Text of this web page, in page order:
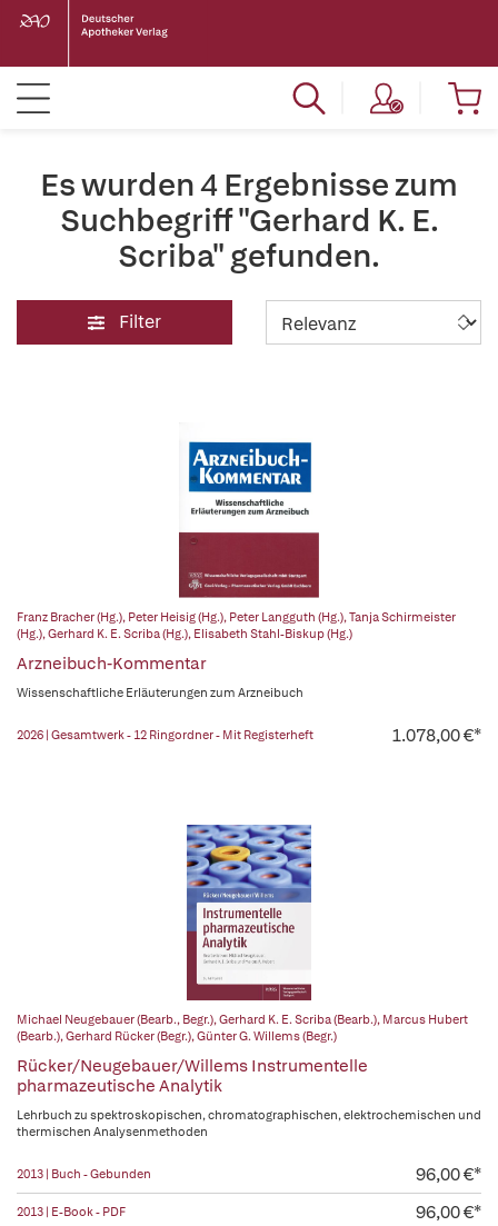
Es wurden 4 Ergebnisse zum
Suchbegriff "Gerhard K. E.
Scriba" gefunden.
Filter
Franz Bracher (Hg.), Peter Heisig (Hg.), Peter Langguth (Hg.),Tanja Schirmeister
(Hg.),Gerhard K. E. Scriba (Hg.), Elisabeth Stahl-Biskup (Hg.)
Arzneibuch-Kommentar
Wissenschaftliche Erläuterungen zum Arzneibuch
2026 | Gesamtwerk - 12 Ringordner - Mit Registerheft 1.078,00 €*
Michael Neugebauer (Bearb., Begr.),Gerhard K. E. Scriba (Bearb.), Marcus Hubert
(Bearb.),Gerhard Rücker (Begr.),Günter G. Willems (Begr.)
Rücker/Neugebauer/Willems Instrumentelle
pharmazeutische Analytik
Lehrbuch zu spektroskopischen, chromatographischen, elektrochemischen und
thermischen Analysenmethoden
2013 | Buch - Gebunden 96,00 €*
2013 | E-Book - PDF 96,00 €*